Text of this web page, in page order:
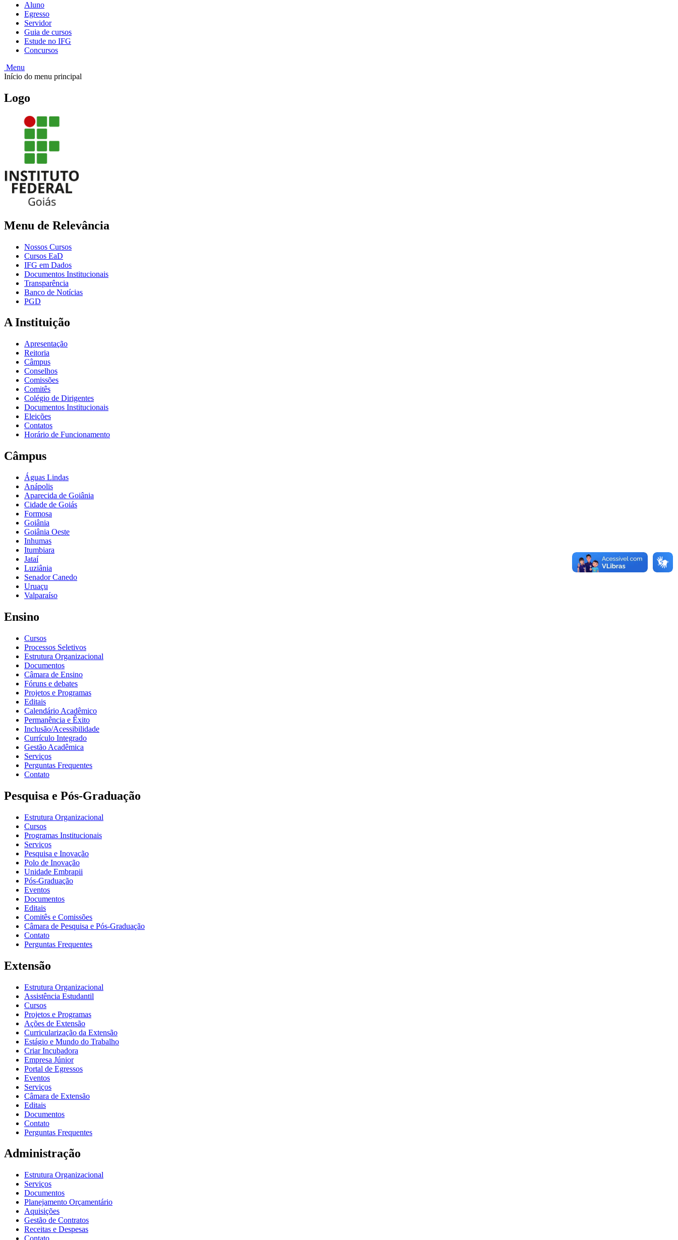
Aluno
Egresso
Servidor
Guia de cursos
Estude no IFG
Concursos
Menu
Início do menu principal
Logo
Menu de Relevância
Nossos Cursos
Cursos EaD
IFG em Dados
Documentos Institucionais
Transparência
Banco de Notícias
PGD
A Instituição
Apresentação
Reitoria
Câmpus
Conselhos
Comissões
Comitês
Colégio de Dirigentes
Documentos Institucionais
Eleições
Contatos
Horário de Funcionamento
Câmpus
Águas Lindas
Anápolis
Aparecida de Goiânia
Cidade de Goiás
Formosa
Goiânia
Goiânia Oeste
Inhumas
Itumbiara
Jataí
Luziânia
Senador Canedo
Uruaçu
Valparaíso
Ensino
Cursos
Processos Seletivos
Estrutura Organizacional
Documentos
Câmara de Ensino
Fóruns e debates
Projetos e Programas
Editais
Calendário Acadêmico
Permanência e Êxito
Inclusão/Acessibilidade
Currículo Integrado
Gestão Acadêmica
Serviços
Perguntas Frequentes
Contato
Pesquisa e Pós-Graduação
Estrutura Organizacional
Cursos
Programas Institucionais
Serviços
Pesquisa e Inovação
Polo de Inovação
Unidade Embrapii
Pós-Graduação
Eventos
Documentos
Editais
Comitês e Comissões
Câmara de Pesquisa e Pós-Graduação
Contato
Perguntas Frequentes
Extensão
Estrutura Organizacional
Assistência Estudantil
Cursos
Projetos e Programas
Ações de Extensão
Curricularização da Extensão
Estágio e Mundo do Trabalho
Criar Incubadora
Empresa Júnior
Portal de Egressos
Eventos
Serviços
Câmara de Extensão
Editais
Documentos
Contato
Perguntas Frequentes
Administração
Estrutura Organizacional
Serviços
Documentos
Planejamento Orçamentário
Aquisições
Gestão de Contratos
Receitas e Despesas